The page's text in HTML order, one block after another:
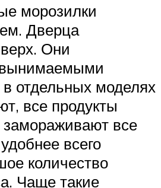
морозилки
Дверца
Они
отдельных моделях
все продукты
все
всего
количество
Чаще такие